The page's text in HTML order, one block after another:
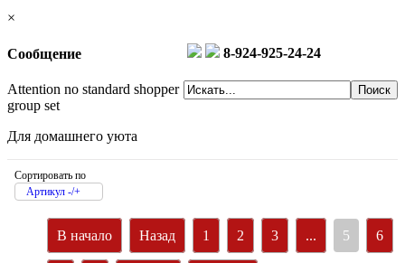
8-924-925-24-24
×
Сообщение
Attention no standard shopper
group set
Для домашнего уюта
Сортировать по
Артикул -/+
В начало Назад 1 2 3 ... 5 6